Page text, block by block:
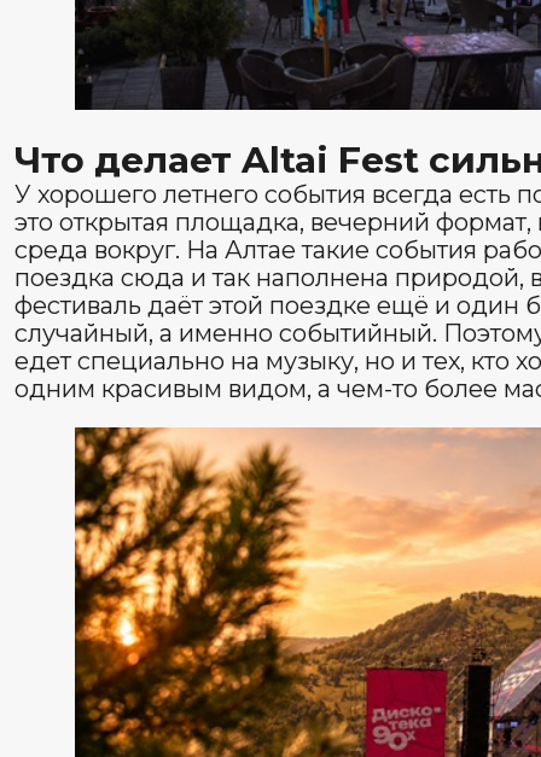
Почему об этом фестивале
летом
Летний поиск по Алтаю давно держится не только
природу. Люди всё чаще ищутфестивали,
события, под которые можно подстроить поездку.
именно на такой запрос: есть дата, площадка, состав
курортная логика вокруг. Это уже не просто «что-то
самостоятельная причина приехать на Алтай в начале